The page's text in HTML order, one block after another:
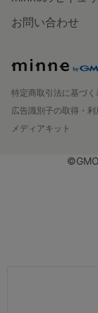
お問い合わせ
特定商取引法に基づく
広告識別子の取得・利
メディアキット